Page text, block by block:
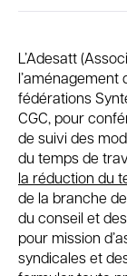
L’Adesatt
fédérations
CGC, pour
de suivi des
du temps de
la réduction du
de la branche
du conseil et
pour mission
syndicales et